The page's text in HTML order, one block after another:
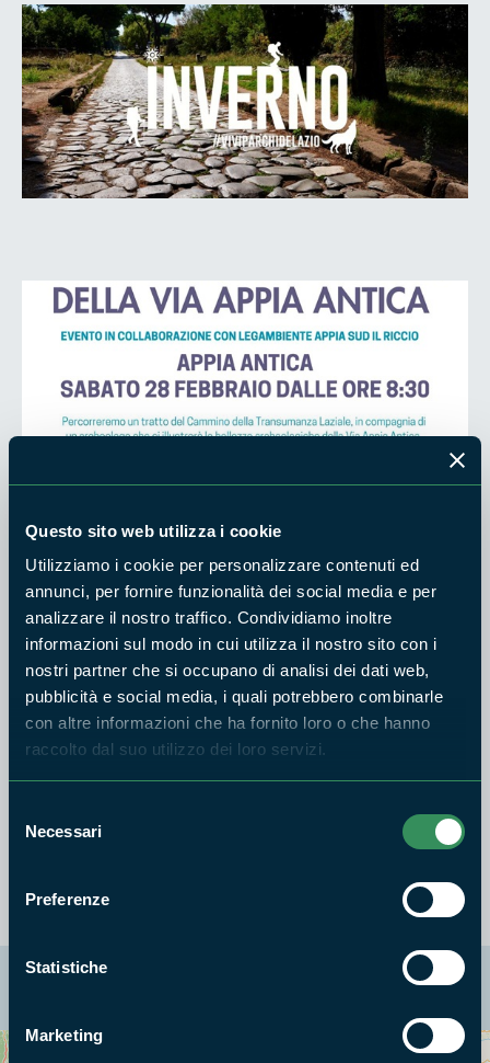
Questo sito web utilizza i cookie
Utilizziamo i cookie per personalizzare contenuti ed
annunci, per fornire funzionalità dei social media e per
analizzare il nostro traffico. Condividiamo inoltre
informazioni sul modo in cui utilizza il nostro sito con i
nostri partner che si occupano di analisi dei dati web,
pubblicità e social media, i quali potrebbero combinarle
con altre informazioni che ha fornito loro o che hanno
raccolto dal suo utilizzo dei loro servizi.
delNecessari
Preferenze
Statistiche
Marketing
Sabato 28 febbraio dalle ore 8.30, l’appuntamento è su un
passeggiata guidata dai Guardiaparco e dai volontari del
Servizio Civile Universale, in collaborazione con
“Legambiente Appia Sud - Il Riccio”.
Il luogo di ritrovo è presso l’infopoint Appia Antica a Santa
Maria delle Mole - Marino (RM), da dove si partirà alla
scoperta delle bellezze archeologiche della Via Appia Antica.
Tutti i dettagli sull’evento sono disponibili nella locandina
L’evento gratuito è a numero chiuso. Per informazioni e
prenotazioni: camminotransumanza.laziale@gmail.com
La mappa di Parchilazio.it